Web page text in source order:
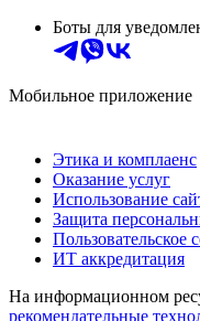
Боты для
Мобильное приложение
Этика и комплаенс
Оказание услуг
Использование
Защита
Пользовательское
ИТ аккредитация
На информационном
рекомендательные